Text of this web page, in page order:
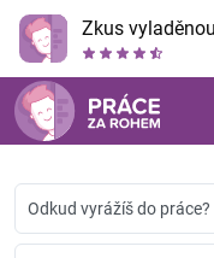
Zkus
Odkud vyrážíš do práce?